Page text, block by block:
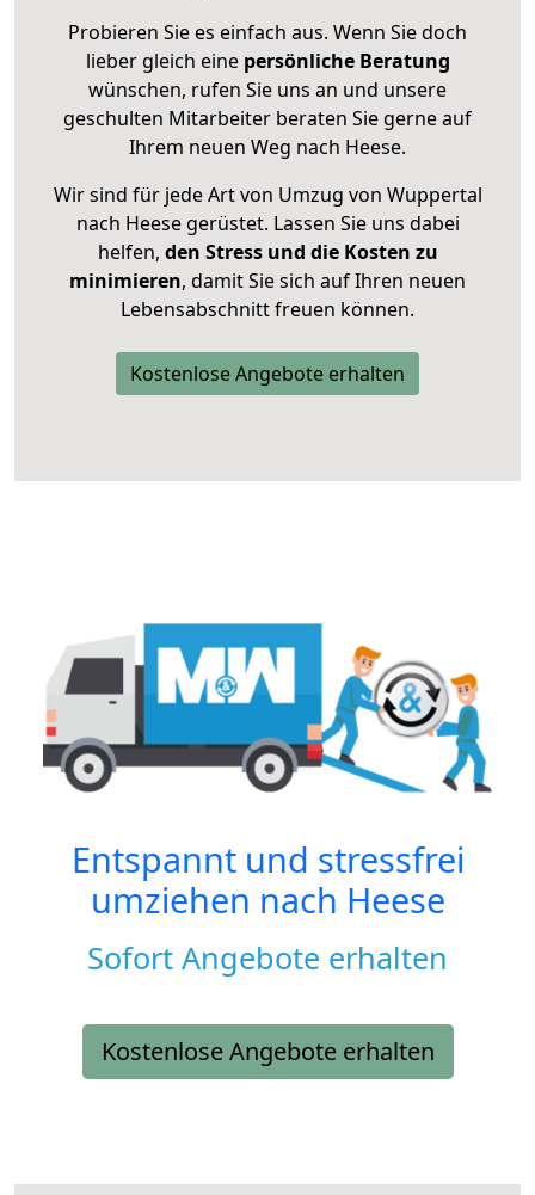
Probieren Sie es einfach aus. Wenn Sie doch
lieber gleich eine persönliche Beratung
wünschen, rufen Sie uns an und unsere
geschulten Mitarbeiter beraten Sie gerne auf
Ihrem neuen Weg nach Heese.
Wir sind für jede Art von Umzug von Wuppertal
nach Heese gerüstet. Lassen Sie uns dabei
helfen, den Stress und die Kosten zu
minimieren, damit Sie sich auf Ihren neuen
Lebensabschnitt freuen können.
Kostenlose Angebote erhalten
Entspannt und stressfrei
umziehen nach Heese
Sofort Angebote erhalten
Kostenlose Angebote erhalten